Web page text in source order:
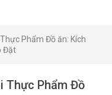
Phẩm Đồ ăn: Kích
Đặt
Thực Phẩm Đồ